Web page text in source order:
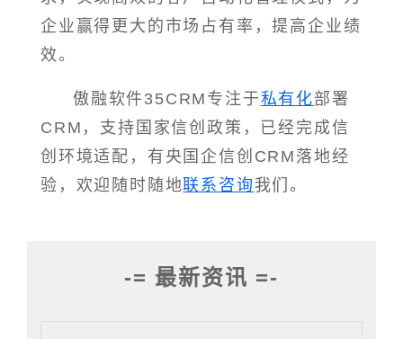
企业赢得更大的市场占有率，提高企业绩
效。
傲融软件35CRM专注于私有化部署
CRM，支持国家信创政策，已经完成信
创环境适配，有央国企信创CRM落地经
验，欢迎随时随地联系咨询 我们。
-= 最新资讯 =-